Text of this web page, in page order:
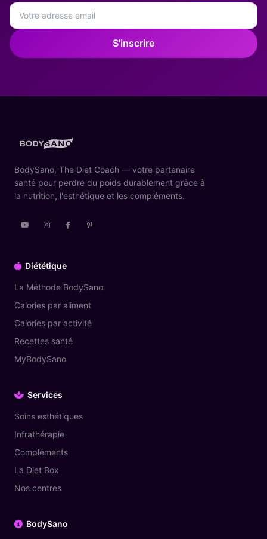
S'inscrire
BodySano, The Diet Coach — votre partenaire
santé pour perdre du poids durablement grâce à
la nutrition, l'esthétique et les compléments.
Diététique
La Méthode BodySano
Calories par aliment
Calories par activité
Recettes santé
MyBodySano
Services
Soins esthétiques
Infrathérapie
Compléments
La Diet Box
Nos centres
BodySano